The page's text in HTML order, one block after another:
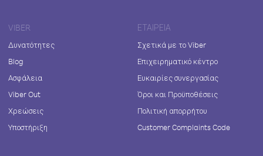
VIBER
Δυνατότητες
Blog
Ασφάλεια
Viber Out
Χρεώσεις
Υποστήριξη
ΕΤΑΙΡΕΊΑ
Σχετικά με το Viber
Επιχειρηματικό κέντρο
Ευκαιρίες συνεργασίας
Όροι και Προϋποθέσεις
Πολιτική απορρήτου
Customer Complaints Code